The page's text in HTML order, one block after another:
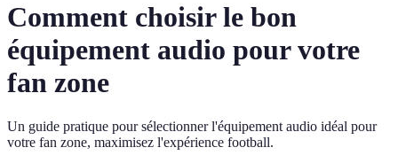
Comment choisir le bon
équipement audio pour votre
fan zone
Un guide pratique pour sélectionner l'équipement audio idéal pour
votre fan zone, maximisez l'expérience football.